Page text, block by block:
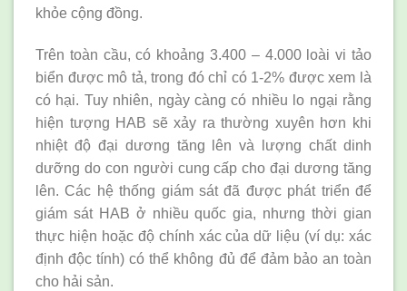
khỏe cộng đồng.
Trên toàn cầu, có khoảng 3.400 – 4.000 loài vi tảo
biển được mô tả, trong đó chỉ có 1-2% được xem là
có hại. Tuy nhiên, ngày càng có nhiều lo ngại rằng
hiện tượng HAB sẽ xảy ra thường xuyên hơn khi
nhiệt độ đại dương tăng lên và lượng chất dinh
dưỡng do con người cung cấp cho đại dương tăng
lên. Các hệ thống giám sát đã được phát triển để
giám sát HAB ở nhiều quốc gia, nhưng thời gian
thực hiện hoặc độ chính xác của dữ liệu (ví dụ: xác
định độc tính) có thể không đủ để đảm bảo an toàn
cho hải sản.